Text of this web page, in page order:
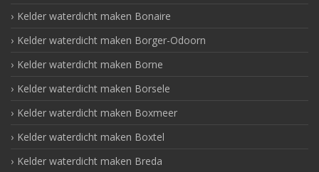
Kelder waterdicht maken Bonaire
Kelder waterdicht maken Borger-Odoorn
Kelder waterdicht maken Borne
Kelder waterdicht maken Borsele
Kelder waterdicht maken Boxmeer
Kelder waterdicht maken Boxtel
Kelder waterdicht maken Breda